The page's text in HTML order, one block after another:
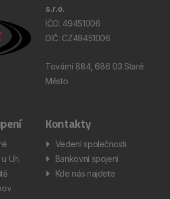
s.r.o.
IČO: 49451006
DIČ: CZ49451006
Tovární 884, 686 03 Staré
Město
Uh.
Kontakty
Vedení společnosti
Bankovní spojení
Kde nás najdete